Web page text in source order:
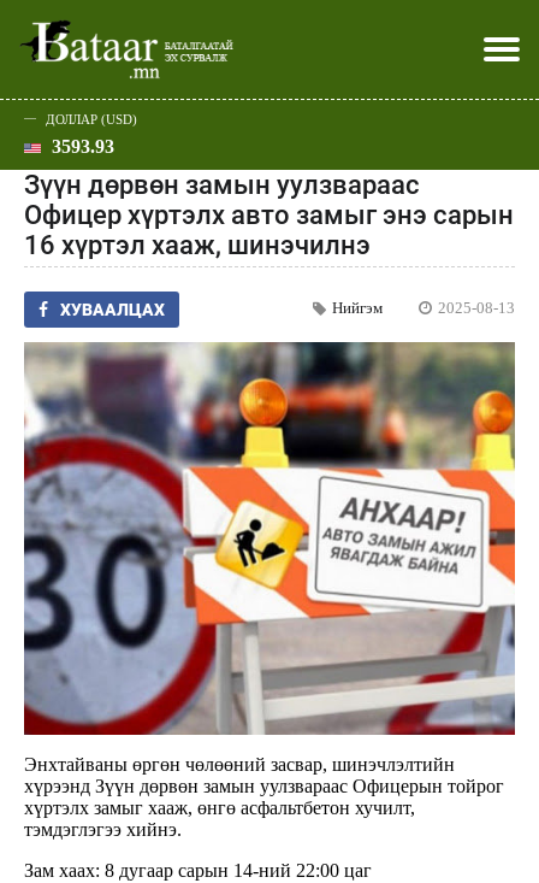
Эхлэл
Улс төр
Нийгэм
Эдийн засаг
Дэлхий
Спорт
Шар
Батаар юу хэлэв
Хэвлэл мэдээллээр
ДОЛЛАР (USD)
3593.93
Зүүн дөрвөн замын уулзвараас
Офицер хүртэлх авто замыг энэ сарын
16 хүртэл хааж, шинэчилнэ
ХУВААЛЦАХ Нийгэм 2025-08-13
Энхтайваны өргөн чөлөөний засвар, шинэчлэлтийн
хүрээнд Зүүн дөрвөн замын уулзвараас Офицерын тойрог
хүртэлх замыг хааж, өнгө асфальтбетон хучилт,
тэмдэглэгээ хийнэ.
Зам хаах: 8 дугаар сарын 14-ний 22:00 цаг